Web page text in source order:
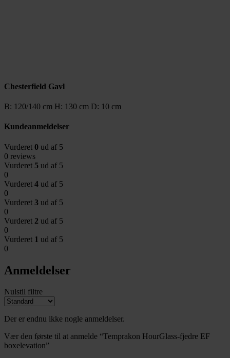
Chesterfield Gavl
B: 120/140 cm H: 130 cm D: 10 cm
Kundeanmeldelser
Vurderet 0 ud af 5
0 reviews
Vurderet 5 ud af 5
0
Vurderet 4 ud af 5
0
Vurderet 3 ud af 5
0
Vurderet 2 ud af 5
0
Vurderet 1 ud af 5
0
Anmeldelser
Nulstil filtre
Der er endnu ikke nogle anmeldelser.
Vær den første til at anmelde “Temprakon HourGlass-fjedre EF
boxelevation”